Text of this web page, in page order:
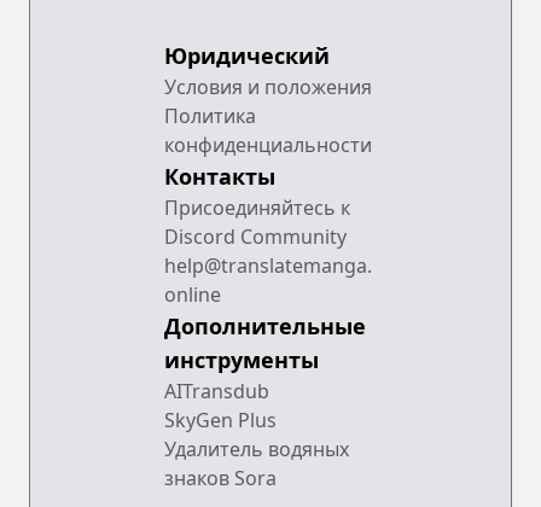
Юридический
Условия и положения
Политика
конфиденциальности
Контакты
Присоединяйтесь к
Discord Community
help@translatemanga.
online
Дополнительные
инструменты
AITransdub
SkyGen Plus
Удалитель водяных
знаков Sora